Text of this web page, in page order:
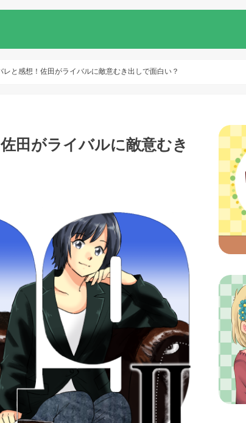
と感想！佐田がライバルに敵意むき出しで面白い？
田がライバルに敵意むき